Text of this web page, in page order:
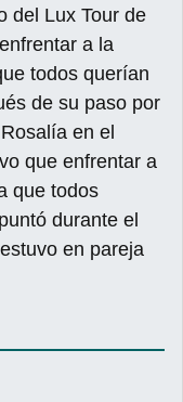
del Lux Tour de
a la
todos querían
de su paso por
en el
que enfrentar a
que todos
durante el
en pareja